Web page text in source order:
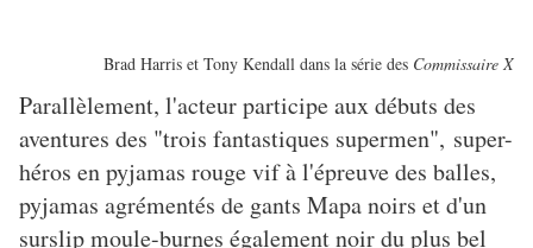
Brad Harris et Tony Kendall dans la série des Commissaire X
Parallèlement, l'acteur participe aux débuts des
aventures des "trois fantastiques supermen", super-
héros en pyjamas rouge vif à l'épreuve des balles,
pyjamas agrémentés de gants Mapa noirs et d'un
surslip moule-burnes également noir du plus bel